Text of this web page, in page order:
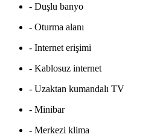
- Duşlu banyo
- Oturma alanı
- Internet erişimi
- Kablosuz internet
- Uzaktan kumandalı TV
- Minibar
- Merkezi klima